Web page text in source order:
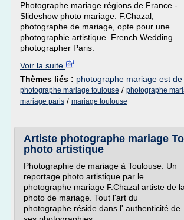
Photographe mariage régions de France -
Slideshow photo mariage. F.Chazal,
photographe de mariage, opte pour une
photographie artistique. French Wedding
photographer Paris.
Voir la suite
Thèmes liés : photographe mariage est
photographe mariage toulouse / photographe
mariage paris / mariage toulouse
Artiste photographe mariage
photo artistique
Photographie de mariage à Toulouse. Un
reportage photo artistique par le
photographe mariage F.Chazal artiste de la
photo de mariage. Tout l'art du
photographe réside dans l' authenticité de